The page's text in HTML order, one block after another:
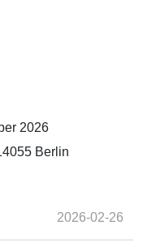
2026
Berlin
2026-02-26